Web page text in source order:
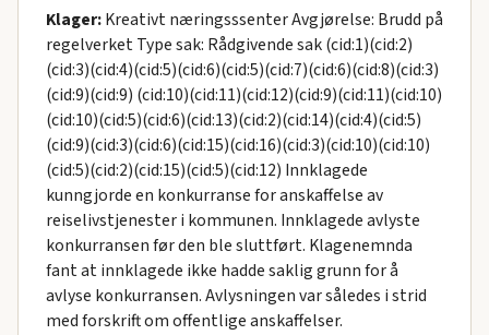
Klager:Kreativt næringsssenter Avgjørelse: Brudd på
regelverket Type sak: Rådgivende sak (cid:1)(cid:2)
(cid:3)(cid:4)(cid:5)(cid:6)(cid:5)(cid:7)(cid:6)(cid:8)(cid:3)
(cid:9)(cid:9) (cid:10)(cid:11)(cid:12)(cid:9)(cid:11)(cid:10)
(cid:10)(cid:5)(cid:6)(cid:13)(cid:2)(cid:14)(cid:4)(cid:5)
(cid:9)(cid:3)(cid:6)(cid:15)(cid:16)(cid:3)(cid:10)(cid:10)
(cid:5)(cid:2)(cid:15)(cid:5)(cid:12) Innklagede
kunngjorde en konkurranse for anskaffelse av
reiselivstjenester i kommunen. Innklagede avlyste
konkurransen før den ble sluttført. Klagenemnda
fant at innklagede ikke hadde saklig grunn for å
avlyse konkurransen. Avlysningen var således i strid
med forskrift om offentlige anskaffelser.